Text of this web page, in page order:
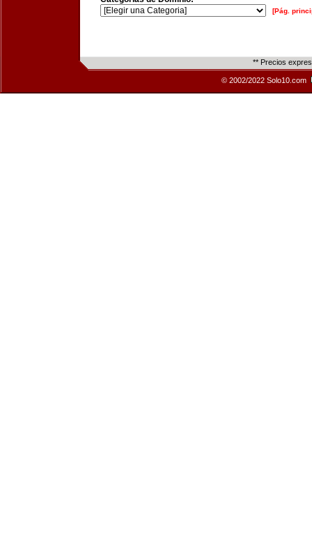
[Pág.
** Precios
© 2002/2022 Solo10.com